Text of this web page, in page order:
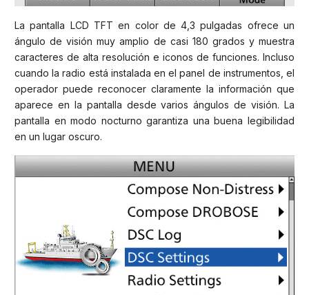
La pantalla LCD TFT en color de 4,3 pulgadas ofrece un
ángulo de visión muy amplio de casi 180 grados y muestra
caracteres de alta resolución e iconos de funciones. Incluso
cuando la radio está instalada en el panel de instrumentos, el
operador puede reconocer claramente la información que
aparece en la pantalla desde varios ángulos de visión. La
pantalla en modo nocturno garantiza una buena legibilidad
en un lugar oscuro.